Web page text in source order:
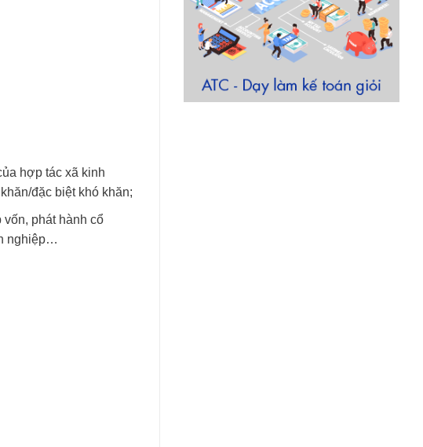
hợp tác xã kinh
đặc biệt khó khăn;
phát hành cổ
nghiệp…